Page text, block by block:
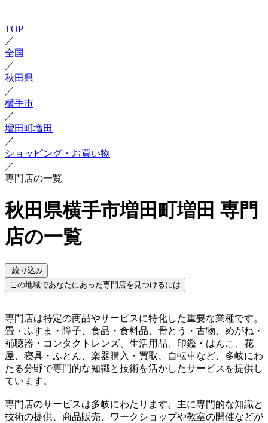
TOP
／
全国
／
秋田県
／
横手市
／
増田町増田
／
ショッピング・お買い物
／
専門店の一覧
秋田県横手市増田町増田 専門
店の一覧
絞り込み
この地域であなたにあった専門店を見つけるには
専門店は特定の商品やサービスに特化した重要な業種です。
畳・ふすま・障子、食品・食料品、骨とう・古物、めがね・
補聴器・コンタクトレンズ、生活用品、印鑑・はんこ、花
屋、寝具・ふとん、楽器購入・買取、自転車など、多岐にわ
たる分野で専門的な知識と技術を活かしたサービスを提供し
ています。
専門店のサービスは多岐にわたります。主に専門的な知識と
技術の提供、商品販売、ワークショップや教室の開催などが